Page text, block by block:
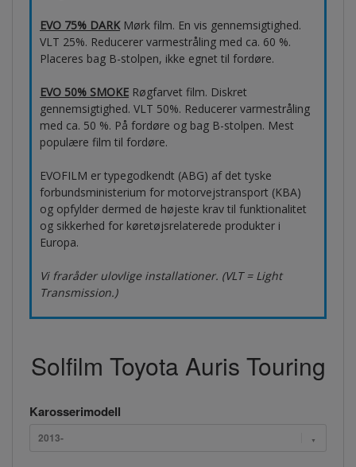
EVO 75% DARKMørk film. En vis gennemsigtighed.
VLT 25%. Reducerer varmestråling med ca. 60 %.
Placeres bag B-stolpen, ikke egnet til fordøre.
EVO 50% SMOKE Røgfarvet film. Diskret
gennemsigtighed. VLT 50%. Reducerer varmestråling
med ca. 50 %. På fordøre og bag B-stolpen. Mest
populære film til fordøre.
EVOFILM er typegodkendt (ABG) af det tyske
forbundsministerium for motorvejstransport (KBA)
og opfylder dermed de højeste krav til funktionalitet
og sikkerhed for køretøjsrelaterede produkter i
Europa.
Vi fraråder ulovlige installationer. (VLT = Light
Transmission.)
Solfilm Toyota Auris Touring
Karosserimodell
2013-